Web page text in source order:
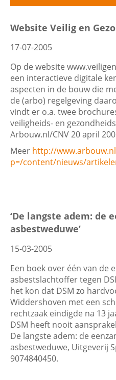
Contactgegevens
Zoeken
Filters
Datum
Trefwoord
Website Veilig en
17-07-2005
Op de website
een interactieve digitale
aspecten in de bouw die
de (arbo) regelgeving
vindt er o.a. twee
veiligheids- en
Arbouw.nl/CNV 20 april
Meer http://
p=/content/nieuws/
‘De langste adem: de
asbestweduwe’
15-03-2005
Een boek over één van de
asbestslachtoffer tegen
het kon dat DSM zo
Widdershoven met een
rechtzaak eindigde na 13
DSM heeft nooit
De langste adem: de
asbestweduwe, Uitgeverij
9074840450.